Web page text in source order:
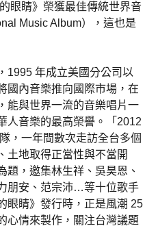
眼睛》榮獲最佳傳統世界音
Music Album），這也是
1995 年成立美國分公司以
國內音樂推向國際市場，在
能與世界一流的音樂唱片一
人音樂的最高榮譽。「2012
，一年間數次走訪全台多個
土地取得正當性與不當開
題，邀集林生祥、吳昊恩、
朋安、范宗沛…等十位歌手
眼睛》發行時，正是風潮 25
心情來製作，關注台灣議題